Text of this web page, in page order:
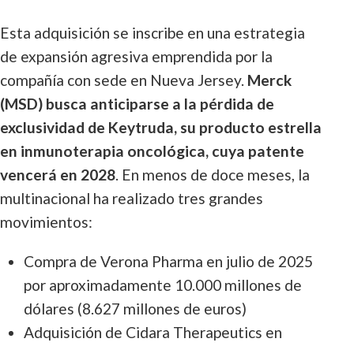
Esta adquisición se inscribe en una estrategia
de expansión agresiva emprendida por la
compañía con sede en Nueva Jersey. Merck
(MSD) busca anticiparse a la pérdida de
exclusividad de Keytruda, su producto estrella
en inmunoterapia oncológica, cuya patente
vencerá en 2028. En menos de doce meses, la
multinacional ha realizado tres grandes
movimientos:
Compra de Verona Pharma en julio de 2025
por aproximadamente 10.000 millones de
dólares (8.627 millones de euros)
Adquisición de Cidara Therapeutics en